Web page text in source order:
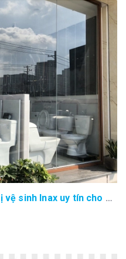
Tìm ở đâu địa chỉ mua thiết bị vệ sinh Inax uy tín cho bạn tại Hà Nội